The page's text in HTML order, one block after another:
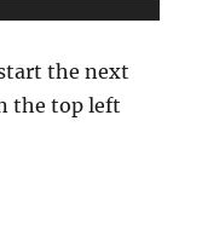
the next
the top left